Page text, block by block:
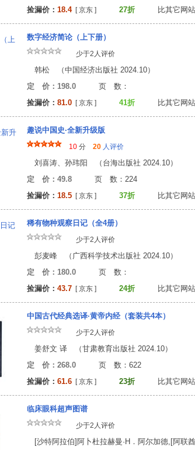
捡漏价： 18.4[ 京东 ] 27折 比其它网站
数字经济简论（上下册）
少于2人评价
韩松 （中国经济出版社 2024.10）
定 价：198.0 页 数
捡漏价： 81.0 [ 京东 ] 41折 比其它网站
趣说中国史·全新升级版
10 分 20 人评价
刘喜涛、孙玮阳 （台海出版社 2024.10）
定 价：49.8 页 数：
捡漏价： 18.5 [ 京东 ] 37折 比其它网站
稀有物种观察日记（全4册）
少于2人评价
彭麦峰 （广西科学技术出版社 2024.10）
定 价：180.0 页 数
捡漏价： 43.7 [ 京东 ] 24折 比其它网站
中国古代经典选译·黄帝内经（套装共4本）
少于2人评价
姜舒文 译 （甘肃教育出版社 2024.10）
定 价：268.0 页 数：
捡漏价： 61.6 [ 京东 ] 23折 比其它网站
临床眼科超声图谱
少于2人评价